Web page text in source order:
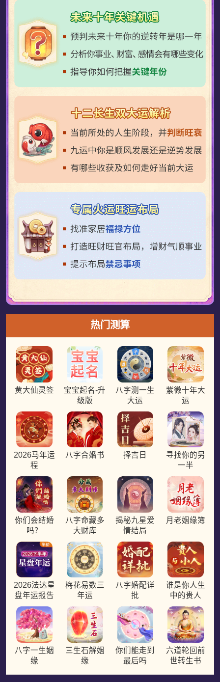
热门测算
黄大仙灵签
宝宝起名-升
级版
八字测一生
大运
紫微十年大
运
2026马年运
程
八字合婚书 择吉日
寻找你的另
一半
你们会结婚
吗？
八字命藏多
大财库
揭秘九星爱
情结局
月老姻缘簿
2026法达星
盘年运报告
梅花易数三
年运
八字婚配详
批
谁是你人生
中的贵人
八字一生姻
缘
三生石解姻
缘
你们能走到
最后吗
六道轮回前
世转生书